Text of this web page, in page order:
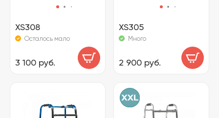
XS308
Осталось мало
3 100 руб.
XS305
Много
2 900 руб.